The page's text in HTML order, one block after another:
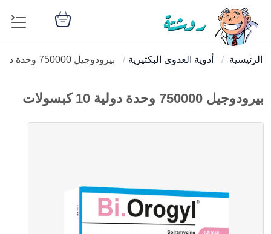
الرئيسية أدوية العدوى البكتيرية بيرودوجيل 750000 وحدة دولية 10 كبسولات
بيرودوجيل 750000 وحدة دولية 10 كبسولات